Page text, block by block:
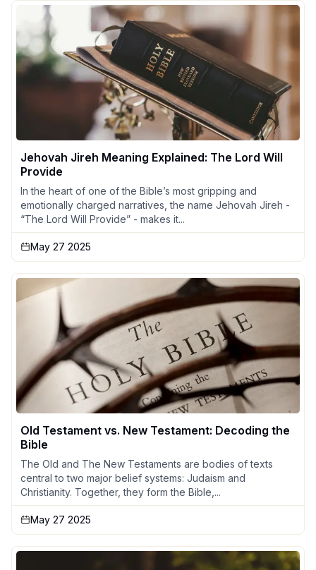
Jehovah Jireh Meaning Explained: The Lord Will
Provide
In the heart of one of the Bible’s most gripping and
emotionally charged narratives, the name Jehovah Jireh -
“The Lord Will Provide” - makes it...
May 27 2025
Old Testament vs. New Testament: Decoding the
Bible
The Old and The New Testaments are bodies of texts
central to two major belief systems: Judaism and
Christianity. Together, they form the Bible,...
May 27 2025